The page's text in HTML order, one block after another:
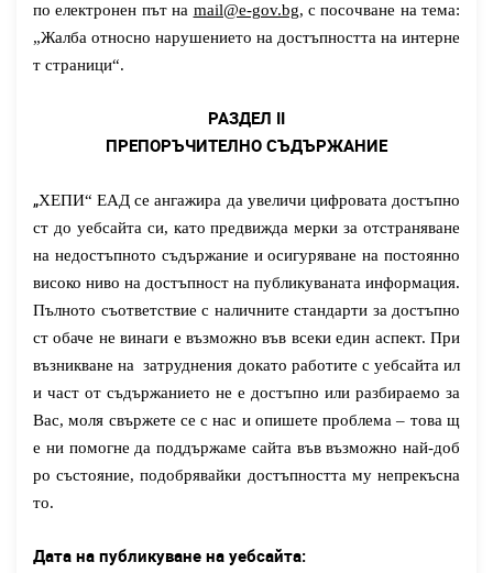
по електронен път на mail@e-gov.bg, с посочване на тема:
„Жалба относно нарушението на достъпността на интерне
т страници“.
РАЗДЕЛ II
ПРЕПОРЪЧИТЕЛНО СЪДЪРЖАНИЕ
„ХЕПИ“ ЕАДсе ангажира да увеличи цифровата достъпно
ст до уебсайта си, катопредвижда мерки за отстраняване
на недостъпното съдържание иосигуряване на постоянно
високо ниво на достъпност на публикуваната информация.
Пълното съответствие с наличните стандарти за достъпно
ст обаче не винаги е възможно във всеки един аспект. При
възникване на затруднения докато работите с уебсайта ил
и част от съдържанието не е достъпно или разбираемо за
Вас, моля свържете се с нас и опишете проблема – това щ
е ни помогне да поддържаме сайта във възможно най-доб
ро състояние, подобрявайки достъпността му непрекъсна
то.
Дата на публикуване на уебсайта: